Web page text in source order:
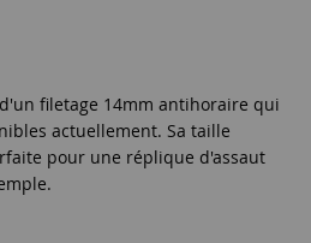
filetage 14mm antihoraire qui
actuellement. Sa taille
pour une réplique d'assaut